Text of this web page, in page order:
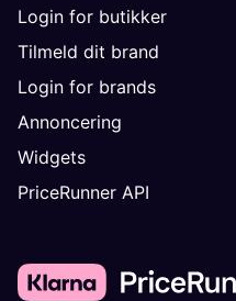
Login for butikker
Tilmeld dit brand
Login for brands
Annoncering
Widgets
PriceRunner API